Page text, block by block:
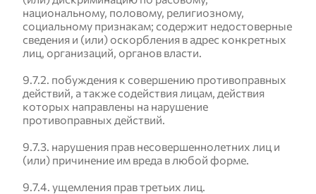
национальному, половому, религиозному,
социальному признакам; содержит недостоверные
сведения и (или) оскорбления в адрес конкретных
лиц, организаций, органов власти.
9.7.2. побуждения к совершению противоправных
действий, а также содействия лицам, действия
которых направлены на нарушение
противоправных действий.
9.7.3. нарушения прав несовершеннолетних лиц и
(или) причинение им вреда в любой форме.
9.7.4. ущемления прав третьих лиц.